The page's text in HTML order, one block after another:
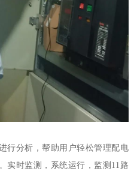
行分析，帮助用户轻松管理配电
实时监测，系统运行，监测11路